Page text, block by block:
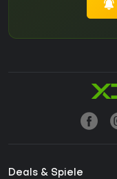
Deals & Spiele